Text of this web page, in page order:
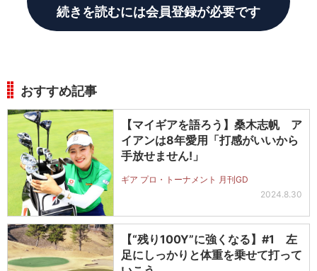
続きを読むには会員登録が必要です
おすすめ記事
【マイギアを語ろう】桑木志帆 ア
イアンは8年愛用「打感がいいから
手放せません!」
ギア プロ・トーナメント 月刊GD
2024.8.30
【“残り100Y”に強くなる】#1 左
足にしっかりと体重を乗せて打って